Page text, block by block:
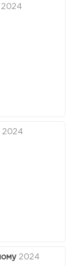
2024
2024
2024